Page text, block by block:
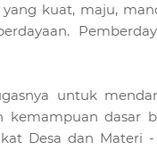
kuat, maju,
untuk
kemampuan dasar
Desa dan Materi